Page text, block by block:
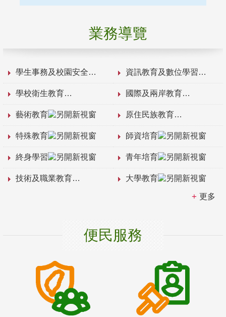
業務導覽
學生事務及校園安全 資訊教育及數位學習
學校衛生教育 國際及兩岸教育
藝術教育 原住民族教育
特殊教育 師資培育
終身學習 青年培育
技術及職業教育 大學教育
更多
便民服務